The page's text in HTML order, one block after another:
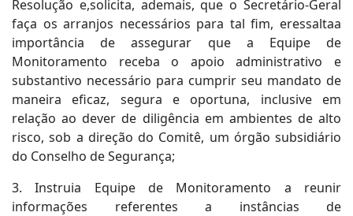
Resolução e,solicita, ademais, que o Secretário-Geral
faça os arranjos necessários para tal fim, eressaltaa
importância de assegurar que a Equipe de
Monitoramento receba o apoio administrativo e
substantivo necessário para cumprir seu mandato de
maneira eficaz, segura e oportuna, inclusive em
relação ao dever de diligência em ambientes de alto
risco, sob a direção do Comitê, um órgão subsidiário
do Conselho de Segurança;
3. Instruia Equipe de Monitoramento a reunir
informações referentes a instâncias de